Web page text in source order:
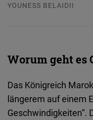
YOUNESS BELAIDII
Worum geht es
Das Königreich
längerem auf einem
Geschwindigkeiten“.